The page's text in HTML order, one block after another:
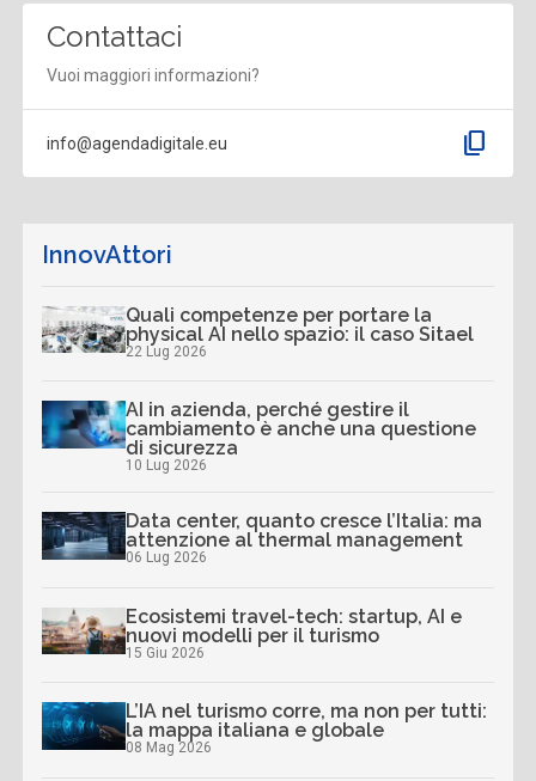
Contattaci
Vuoi maggiori informazioni?
info@agendadigitale.eu content_copy
InnovAttori
Quali competenze per portare la
physical AI nello spazio: il caso Sitael
22 Lug 2026
AI in azienda, perché gestire il
cambiamento è anche una questione
di sicurezza
10 Lug 2026
Data center, quanto cresce l’Italia: ma
attenzione al thermal management
06 Lug 2026
Ecosistemi travel-tech: startup, AI e
nuovi modelli per il turismo
15 Giu 2026
L’IA nel turismo corre, ma non per tutti:
la mappa italiana e globale
08 Mag 2026